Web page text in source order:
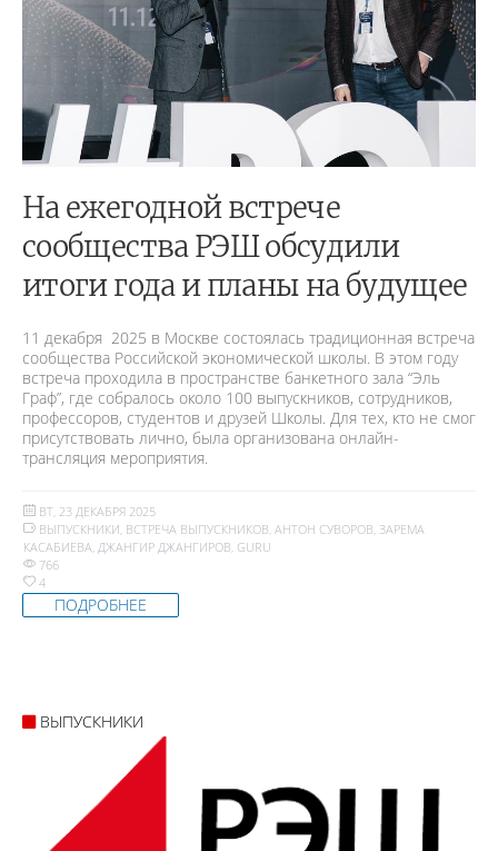
На ежегодной встрече
сообщества РЭШ обсудили
итоги года и планы на будущее
11 декабря 2025 в Москве состоялась традиционная встреча
сообщества Российской экономической школы. В этом году
встреча проходила в пространстве банкетного зала “Эль
Граф”, где собралось около 100 выпускников, сотрудников,
профессоров, студентов и друзей Школы. Для тех, кто не смог
присутствовать лично, была организована онлайн-
трансляция мероприятия.
ВТ, 23 ДЕКАБРЯ 2025
ВЫПУСКНИКИ ВСТРЕЧА ВЫПУСКНИКОВ АНТОН СУВОРОВ ЗАРЕМА
КАСАБИЕВА ДЖАНГИР ДЖАНГИРОВ GURU
766
4
ПОДРОБНЕЕ
ВЫПУСКНИКИ